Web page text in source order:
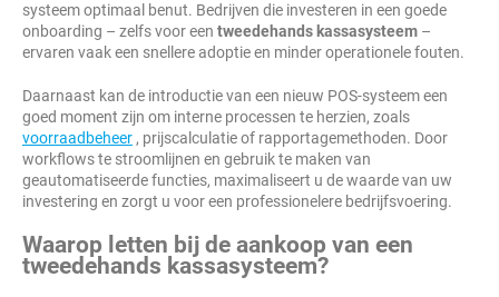
systeem optimaal benut. Bedrijven die investeren in een goede
onboarding – zelfs voor een tweedehands kassasysteem –
ervaren vaak een snellere adoptie en minder operationele fouten.
Daarnaast kan de introductie van een nieuw POS-systeem een
goed moment zijn om interne processen te herzien, zoals
voorraadbeheer , prijscalculatie of rapportagemethoden. Door
workflows te stroomlijnen en gebruik te maken van
geautomatiseerde functies, maximaliseert u de waarde van uw
investering en zorgt u voor een professionelere bedrijfsvoering.
Waarop letten bij de aankoop van een
tweedehands kassasysteem?